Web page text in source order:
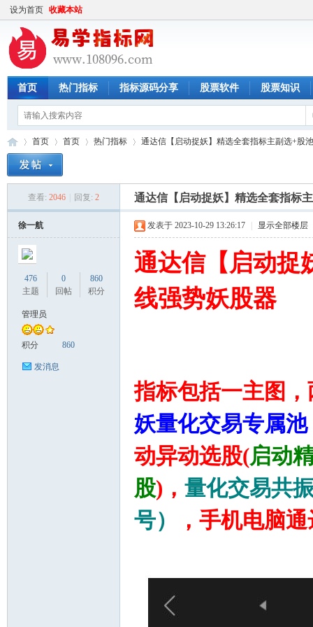
设为首页 收藏本站
首页 热门指标 指标源码分享 股票软件 股票知识
首页
›
首页
›
热门指标 通达信【启动捉妖】精选全套指标主副选+股
查看: 2046 回复: 2 通达信【启动捉妖】精选全套指标
徐一航
476
主题
0
回帖
860
积分
管理员
积分 860
发消息
发表于 2023-10-29 13:26:17 显示全部楼层
通达信【启动捉
线强势妖股器
指标包括一主图
妖量化交易专属池
动异动选股(启动
股)， 量化交易共
号）
，手机电脑